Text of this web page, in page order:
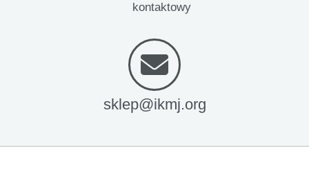
kontaktowy
sklep@ikmj.org